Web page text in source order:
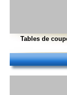
Tables de